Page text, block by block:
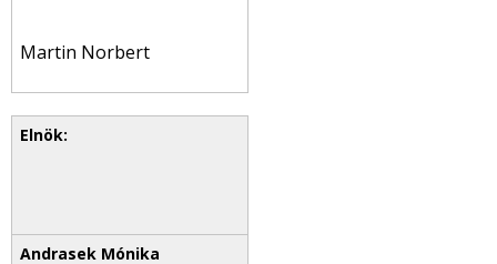
Martin Norbert